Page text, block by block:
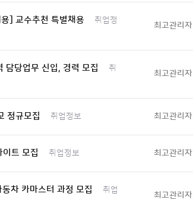
] 교수추천 특별채용
취업정
최고관리자
담당업무 신입, 경력 모집
취
최고관리자
정규모집 취업정보 최고관리자
트 모집 취업정보 최고관리자
차 카마스터 과정 모집
취업
최고관리자